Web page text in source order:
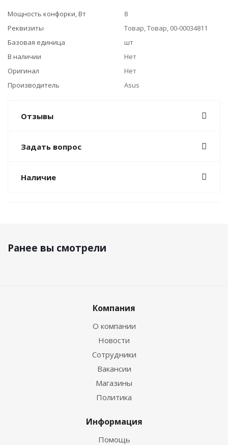
Мощность конфорки, Вт
8
Реквизиты
Товар, Товар, 00-00034811
Базовая единица
шт
В наличии
Нет
Оригинал
Нет
Производитель
Asus
Отзывы
Задать вопрос
Наличие
Ранее вы смотрели
Компания
О компании
Новости
Сотрудники
Вакансии
Магазины
Политика
Информация
Помощь